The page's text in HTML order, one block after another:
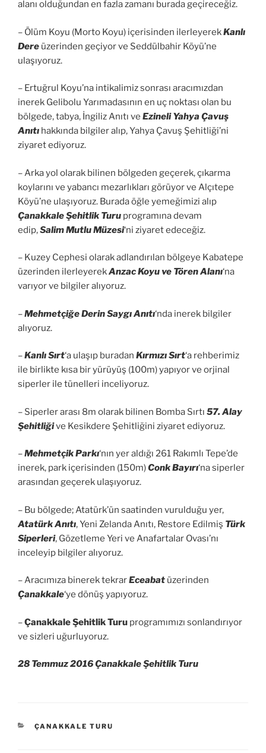
alanı olduğundan en fazla zamanı burada geçireceğiz.
– Ölüm Koyu (Morto Koyu) içerisinden ilerleyerekKanlı
Dere üzerinden geçiyor ve Seddülbahir Köyü’ne
ulaşıyoruz.
– Ertuğrul Koyu’na intikalimiz sonrası aracımızdan
inerek Gelibolu Yarımadasının en uç noktası olan bu
bölgede, tabya, İngiliz Anıtı ve Ezineli Yahya Çavuş
Anıtı hakkında bilgiler alıp, Yahya Çavuş Şehitliği’ni
ziyaret ediyoruz.
– Arka yol olarak bilinen bölgeden geçerek, çıkarma
koylarını ve yabancı mezarlıkları görüyor ve Alçıtepe
Köyü’ne ulaşıyoruz. Burada öğle yemeğimizi alıp
Çanakkale Şehitlik Turu programına devam
edip,Salim Mutlu Müzesi‘ni ziyaret edeceğiz.
– Kuzey Cephesi olarak adlandırılan bölgeye Kabatepe
üzerinden ilerleyerekAnzac Koyu ve Tören Alanı‘na
varıyor ve bilgiler alıyoruz.
–Mehmetçiğe Derin Saygı Anıtı‘nda inerek bilgiler
alıyoruz.
–Kanlı Sırt‘a ulaşıp buradan Kırmızı Sırt‘a rehberimiz
ile birlikte kısa bir yürüyüş (100m) yapıyor ve orjinal
siperler ile tünelleri inceliyoruz.
– Siperler arası 8m olarak bilinen Bomba Sırtı 57. Alay
Şehitliğive Kesikdere Şehitliğini ziyaret ediyoruz.
–Mehmetçik Parkı‘nın yer aldığı 261 Rakımlı Tepe’de
inerek, park içerisinden (150m)Conk Bayırı‘na siperler
arasından geçerek ulaşıyoruz.
– Bu bölgede; Atatürk’ün saatinden vurulduğu yer,
Atatürk Anıtı, Yeni Zelanda Anıtı, Restore Edilmiş Türk
Siperleri, Gözetleme Yeri ve Anafartalar Ovası’nı
inceleyip bilgiler alıyoruz.
– Aracımıza binerek tekrarEceabat üzerinden
Çanakkale‘ye dönüş yapıyoruz.
–Çanakkale Şehitlik Turu programımızı sonlandırıyor
ve sizleri uğurluyoruz.
28 Temmuz 2016 Çanakkale Şehitlik Turu
KATEGORILER
ÇANAKKALE TURU